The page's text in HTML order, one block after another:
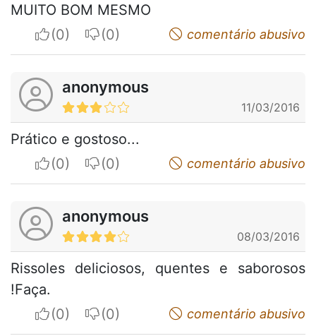
MUITO BOM MESMO
I apreciateI do not appreciatecomentário abusivo
anonymous
11/03/2016
Prático e gostoso...
I apreciateI do not appreciatecomentário abusivo
anonymous
08/03/2016
Rissoles deliciosos, quentes e saborosos
!Faça.
I apreciateI do not appreciatecomentário abusivo